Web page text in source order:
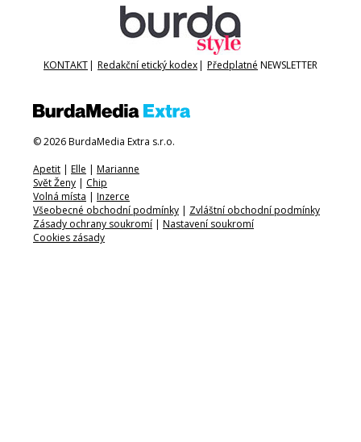
KONTAKT| Redakční etický kodex| Předplatné NEWSLETTER
© 2026 BurdaMedia Extra s.r.o.
Apetit | Elle | Marianne
Svět Ženy | Chip
Volná místa | Inzerce
Všeobecné obchodní podmínky | Zvláštní obchodní podmínky
Zásady ochrany soukromí | Nastavení soukromí
Cookies zásady